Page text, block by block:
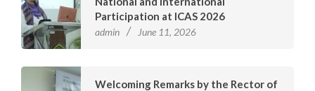
Participation at ICAS 2026
admin June 11, 2026
Welcoming Remarks by the Rector of